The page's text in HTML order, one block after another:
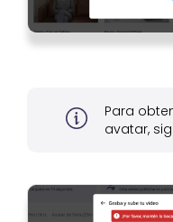
Para
avatar,